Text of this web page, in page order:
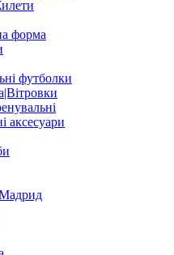
форма
футболки
аксесуари
Мадрид